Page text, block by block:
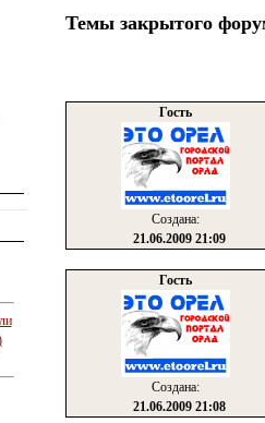
Темы закрытого
Гость
Создана:
21.06.2009 21:09
Гость
Создана:
21.06.2009 21:08